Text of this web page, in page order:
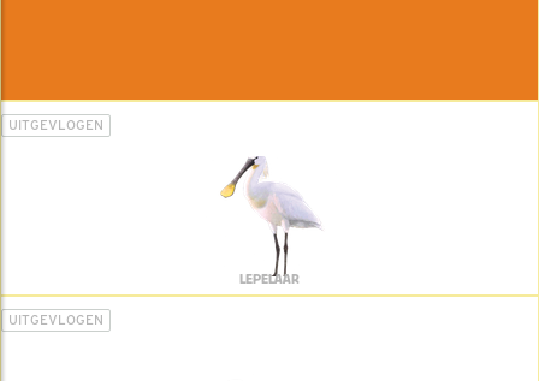
UITGEVLOGEN
LEPELAAR
UITGEVLOGEN